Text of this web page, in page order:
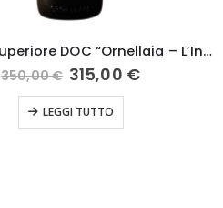
Bolgheri Superiore DOC “Ornellaia – L’Incanto 2012 – Ornellaia
350,00€ Il
prezzo
originale
era:
315,00 €Il
LEGGI TUTTO